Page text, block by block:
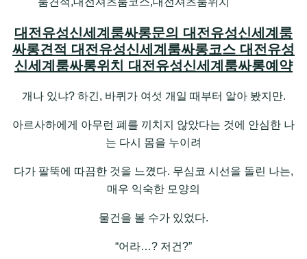
대전유성신세계룸싸롱문의 대전유성신세계룸
싸롱견적 대전유성신세계룸싸롱코스 대전유성
신세계룸싸롱위치 대전유성신세계룸싸롱예약
개나 있냐? 하긴, 바퀴가 여섯 개일 때부터 알아 봤지만.
아르사하에게 아무런 폐를 끼치지 않았다는 것에 안심한 나
는 다시 몸을 누이려
다가 팔뚝에 따끔한 것을 느꼈다. 무심코 시선을 돌린 나는,
매우 익숙한 모양의
물건을 볼 수가 있었다.
“어라…? 저건?”